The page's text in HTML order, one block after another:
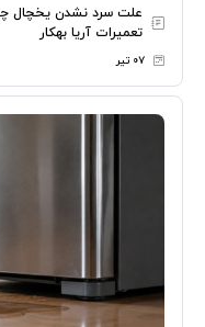
علت سرد نشدن یخچال
تعمیرات آریا بهکار
۰۷ تیر